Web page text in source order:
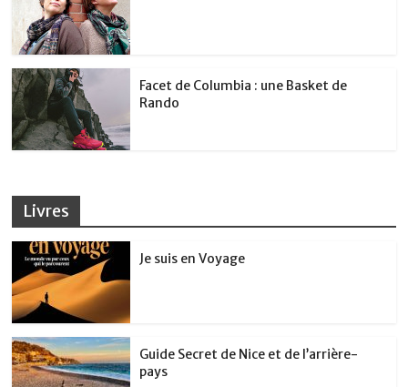
Facet de Columbia : une Basket de
Rando
Livres
Je suis en Voyage
Guide Secret de Nice et de l’arrière-
pays